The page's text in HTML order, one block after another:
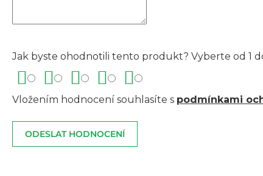
Jak byste ohodnotili tento produkt? Vyberte od 1
Vložením hodnocení souhlasíte s podmínkami
ODESLAT HODNOCENÍ